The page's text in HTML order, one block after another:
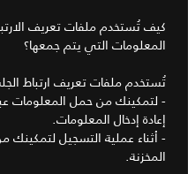
كيف تُستخدم ملفات تعريف
المعلومات التي يتم جمعها؟
تُستخدم ملفات تعريف ارتباط
- لتمكينك من حمل المعلومات
إعادة إدخال المعلومات.
- أثناء عملية التسجيل
المخزنة.